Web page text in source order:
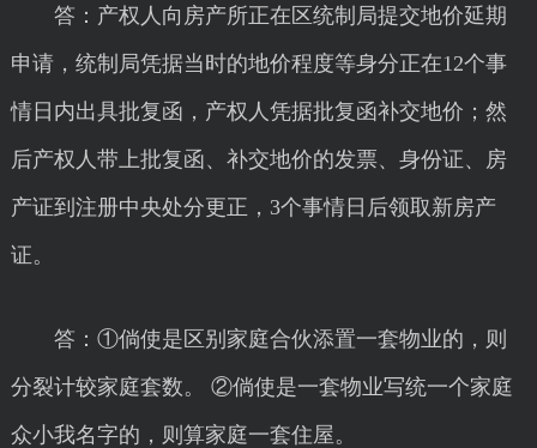
答：产权人向房产所正在区统制局提交地价延期
申请，统制局凭据当时的地价程度等身分正在12个事
情日内出具批复函，产权人凭据批复函补交地价；然
后产权人带上批复函、补交地价的发票、身份证、房
产证到注册中央处分更正，3个事情日后领取新房产
证。
答：①倘使是区别家庭合伙添置一套物业的，则
分裂计较家庭套数。 ②倘使是一套物业写统一个家庭
众小我名字的，则算家庭一套住屋。